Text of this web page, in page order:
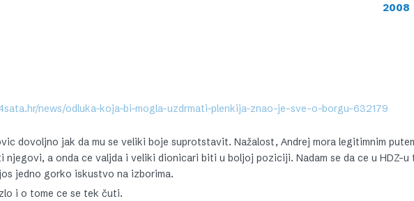
2008
news/odluka-koja-bi-mogla-uzdrmati-plenkija-znao-je-sve-o-borgu-632179
dovoljno jak da mu se veliki boje suprotstavit. Nažalost, Andrej mora legitimnim
njegovi, a onda ce valjda i veliki dionicari biti u boljoj poziciji. Nadam se da ce u HDZ-
jedno gorko iskustvo na izborima.
i o tome ce se tek čuti.